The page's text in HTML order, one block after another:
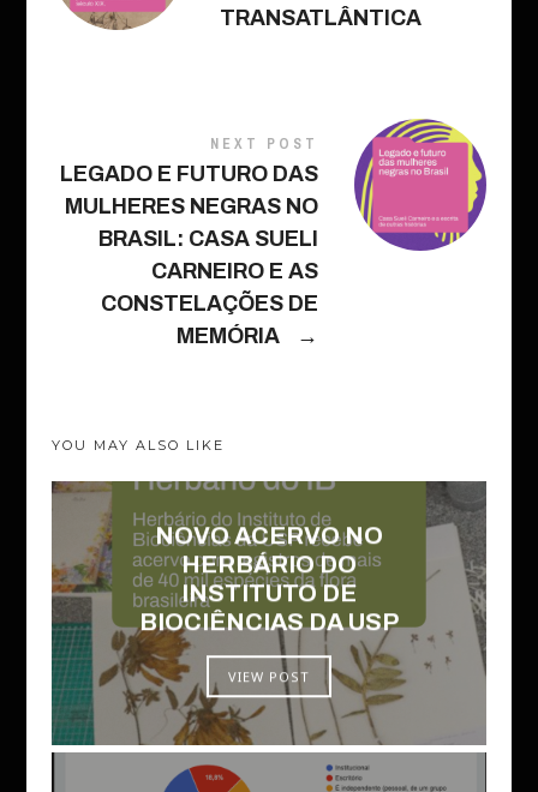
TRANSATLÂNTICA
NEXT POST
LEGADO E FUTURO DAS
MULHERES NEGRAS NO
BRASIL: CASA SUELI
CARNEIRO E AS
CONSTELAÇÕES DE
MEMÓRIA
→
YOU MAY ALSO LIKE
NOVO ACERVO NO
HERBÁRIO DO
INSTITUTO DE
BIOCIÊNCIAS DA USP
VIEW POST